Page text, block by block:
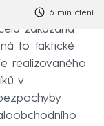
6 min čtení
zakázána
to faktické
realizovaného
v